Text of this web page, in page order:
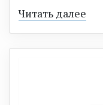
Читать далее